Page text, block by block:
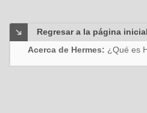
Regresar a la página inicial
Acerca de Hermes: ¿Qué es